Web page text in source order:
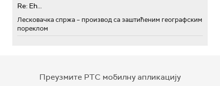
Re: Eh...
Лесковачка спржа – производ са заштићеним географским
пореклом
Преузмите РТС мобилну апликацију